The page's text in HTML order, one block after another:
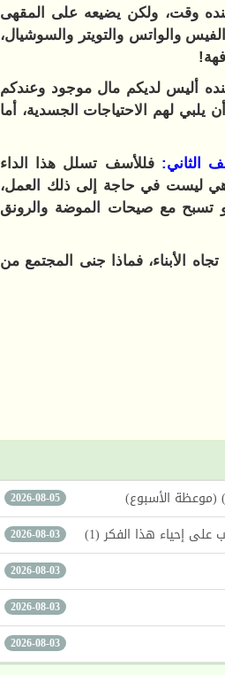
وقت، ولكن يضيعه على المقهى
والواتس والتويتر والسوشيال،
أليس لديكم مال موجود وعندكم
لهم الاحتياجات الجسدية، أما
الثاني: فللأسف تسلل هذا الداء
وهي ليست في حاجة إلى ذلك العمل،
تسبح مع صيحات الموضة والرونق
الأبناء، فماذا جنى المجتمع من
2026-08-05
2026-08-03
2026-08-03
2026-08-03
2026-08-03